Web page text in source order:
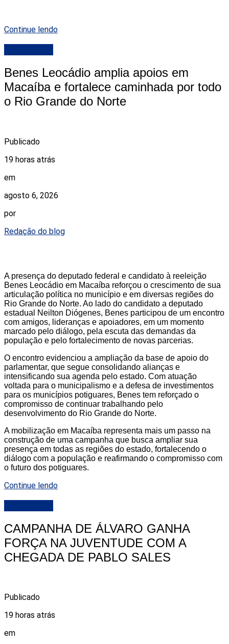
Continue lendo
Benes Leocádio amplia apoios em
Macaíba e fortalece caminhada por todo
o Rio Grande do Norte
Publicado
19 horas atrás
em
agosto 6, 2026
por
Redação do blog
A presença do deputado federal e candidato à reeleição
Benes Leocádio em Macaíba reforçou o crescimento de sua
articulação política no município e em diversas regiões do
Rio Grande do Norte. Ao lado do candidato a deputado
estadual Neilton Diógenes, Benes participou de um encontro
com amigos, lideranças e apoiadores, em um momento
marcado pelo diálogo, pela escuta das demandas da
população e pelo fortalecimento de novas parcerias.
O encontro evidenciou a ampliação da base de apoio do
parlamentar, que segue consolidando alianças e
intensificando sua agenda pelo estado. Com atuação
voltada para o municipalismo e a defesa de investimentos
para os municípios potiguares, Benes tem reforçado o
compromisso de continuar trabalhando pelo
desenvolvimento do Rio Grande do Norte.
A mobilização em Macaíba representa mais um passo na
construção de uma campanha que busca ampliar sua
presença em todas as regiões do estado, fortalecendo o
diálogo com a população e reafirmando o compromisso com
o futuro dos potiguares.
Continue lendo
CAMPANHA DE ÁLVARO GANHA
FORÇA NA JUVENTUDE COM A
CHEGADA DE PABLO SALES
Publicado
19 horas atrás
em